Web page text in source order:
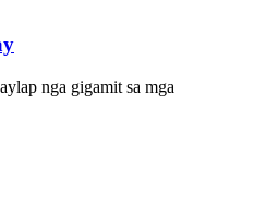
nga gigamit sa mga